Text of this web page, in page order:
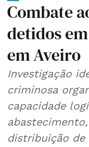
Combate
detidos
em Aveiro
Investigação
criminosa
capacidade
distribuição de